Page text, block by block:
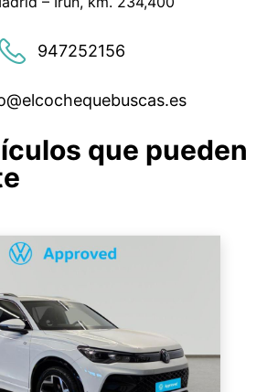
947252156
que pueden